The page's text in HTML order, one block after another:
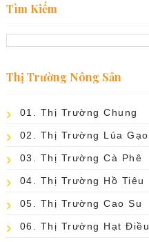
Tìm Kiếm
Thị Trường Nông Sản
01. Thị Trường Chung
02. Thị Trường Lúa Gạo
03. Thị Trường Cà Phê
04. Thị Trường Hồ Tiêu
05. Thị Trường Cao Su
06. Thị Trường Hạt Điều